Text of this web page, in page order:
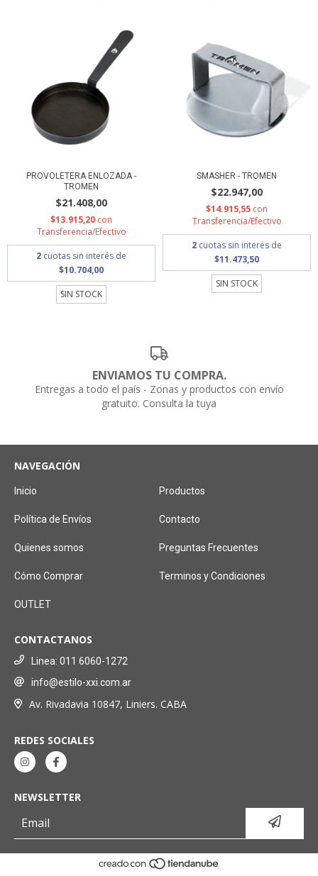
PROVOLETERA ENLOZADA -
TROMEN
$21.408,00
$13.915,20 con
Transferencia/Efectivo
2 cuotas sin interés de
$10.704,00
SIN STOCK
SMASHER - TROMEN
$22.947,00
$14.915,55 con
Transferencia/Efectivo
2 cuotas sin interés de
$11.473,50
SIN STOCK
ENVIAMOS TU COMPRA.
Entregas a todo el país - Zonas y productos con envío
gratuito. Consulta la tuya
NAVEGACIÓN
Inicio Productos
Política de Envíos Contacto
Quienes somos Preguntas Frecuentes
Cómo Comprar Terminos y Condiciones
OUTLET
CONTACTANOS
Linea: 011 6060-1272
info@estilo-xxi.com.ar
Av. Rivadavia 10847, Liniers. CABA
REDES SOCIALES
NEWSLETTER